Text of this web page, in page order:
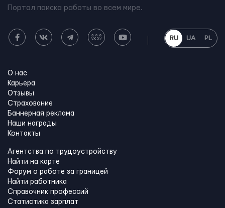
Портал поиска работы во всем мире.
RU UA PL
О нас
Карьера
Отзывы
Страхование
Баннерная реклама
Наши награды
Контакты
Агентства по трудоустройству
Найти на карте
Форум о работе за границей
Найти работника
Справочник профессий
Статистика зарплат